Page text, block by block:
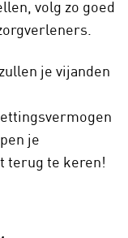
volg zo goed
je vijanden
je
terug te keren!